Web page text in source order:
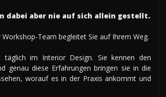
dabei aber nie auf sich allein gestellt.
Team begleitet Sie auf Ihrem Weg.
täglich im Interior Design. Sie kennen den
genau diese Erfahrungen bringen sie in die
worauf es in der Praxis ankommt und